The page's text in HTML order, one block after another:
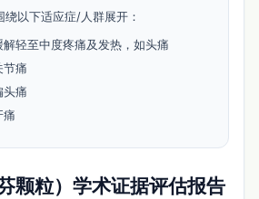
以下适应症/人群展开：
解轻至中度疼痛及发热，如头痛
节痛
头痛
痛
颗粒）学术证据评估报告